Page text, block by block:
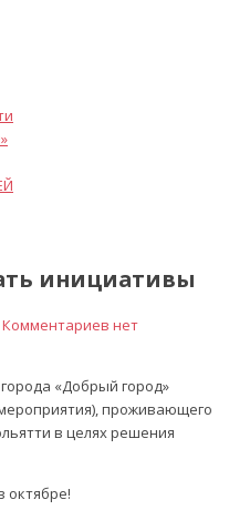
инициативы
нет
«Добрый город»
проживающего
в целях решения
октябре!